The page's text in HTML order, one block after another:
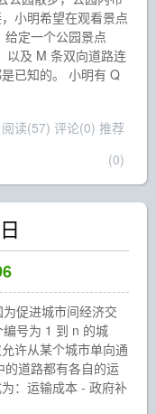
小明希望在观看景点
定一个公园景点
以及 M 条双向道路连
已知的。 小明有 Q
阅读(57) 评论(0) 推荐
(0)
促进城市间经济交
号为 1 到 n 的城
许从某个城市单向通
道路都有各自的运
：运输成本 - 政府补